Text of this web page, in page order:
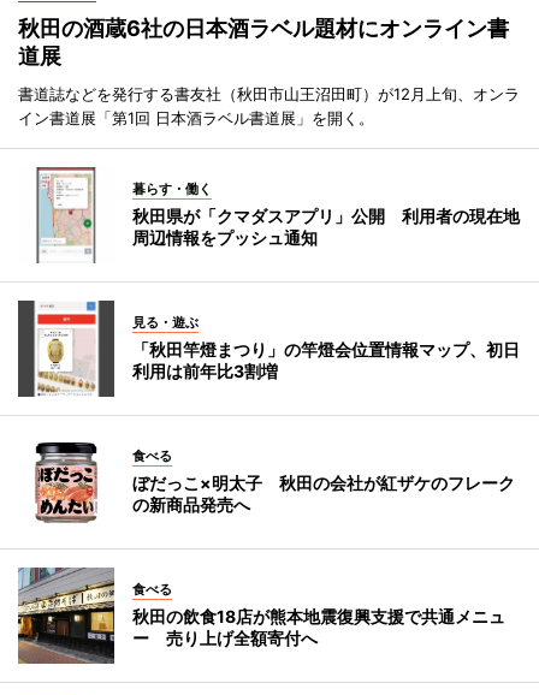
秋田の酒蔵6社の日本酒ラベル題材にオンライン書
道展
書道誌などを発行する書友社（秋田市山王沼田町）が12月上旬、オンラ
イン書道展「第1回 日本酒ラベル書道展」を開く。
暮らす・働く
秋田県が「クマダスアプリ」公開 利用者の現在地
周辺情報をプッシュ通知
見る・遊ぶ
「秋田竿燈まつり」の竿燈会位置情報マップ、初日
利用は前年比3割増
食べる
ぼだっこ×明太子 秋田の会社が紅ザケのフレーク
の新商品発売へ
食べる
秋田の飲食18店が熊本地震復興支援で共通メニュ
ー 売り上げ全額寄付へ